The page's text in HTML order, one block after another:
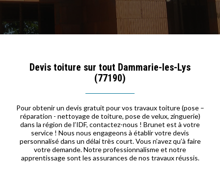
Devis toiture sur tout Dammarie-les-Lys
(77190)
Pour obtenir un devis gratuit pour vos travaux toiture (pose –
réparation - nettoyage de toiture, pose de velux, zinguerie)
dans la région de l’IDF, contactez-nous ! Brunet est à votre
service ! Nous nous engageons à établir votre devis
personnalisé dans un délai très court. Vous n’avez qu’à faire
votre demande. Notre professionnalisme et notre
apprentissage sont les assurances de nos travaux réussis.